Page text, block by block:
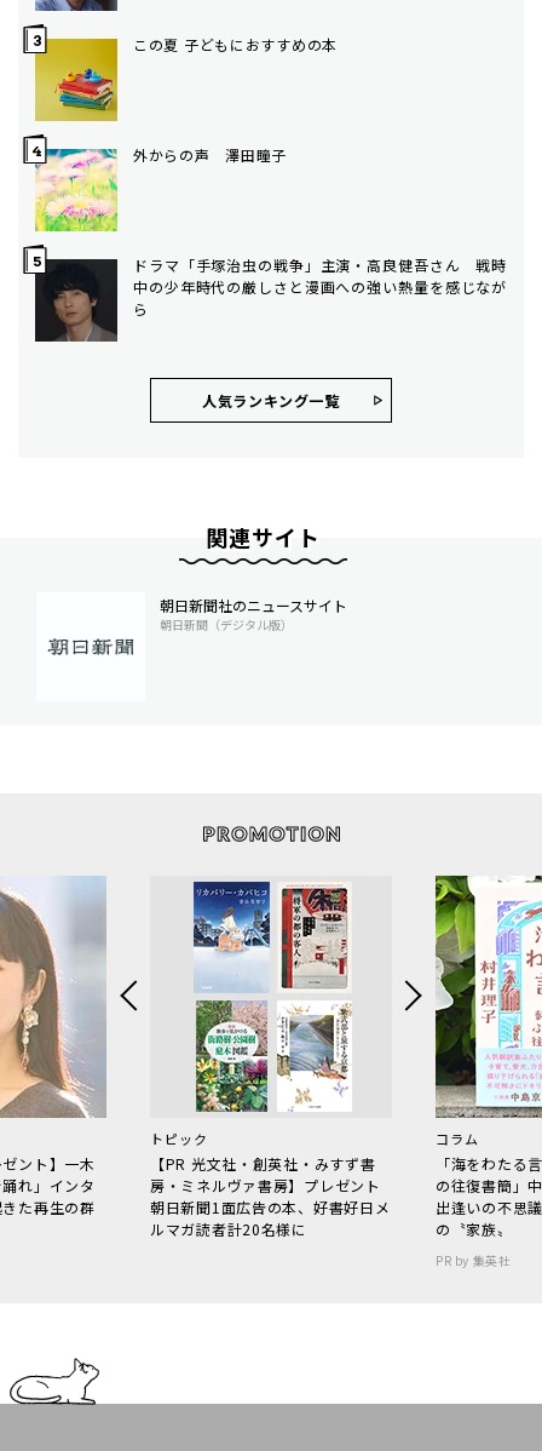
この夏 子どもにおすすめの本
外からの声 澤田瞳子
ドラマ「手塚治虫の戦争」主演・高良健吾さん 戦時
中の少年時代の厳しさと漫画への強い熱量を感じなが
ら
人気ランキング⼀覧
関連サイト
朝日新聞社のニュースサイト
朝日新聞（デジタル版）
ント】一木
れ」インタ
た再生の群
トピック
【PR 光文社・創英社・みすず書
房・ミネルヴァ書房】プレゼント
朝日新聞1面広告の本、好書好日メ
ルマガ読者計20名様に
コラム
「海をわた
の往復書簡」
出逢いの不思
の〝家族〟
PR by 集英社